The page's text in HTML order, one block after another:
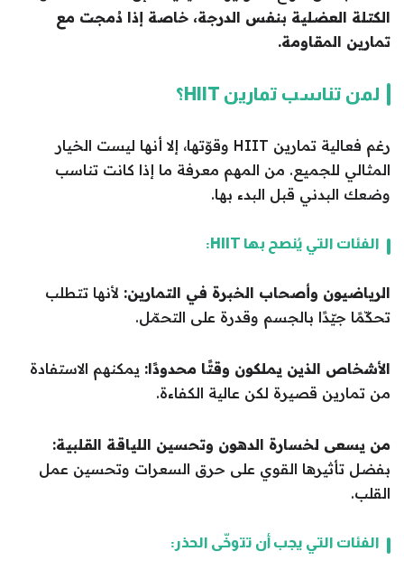
الكتلة العضلية بنفس الدرجة، خاصة إذا دُمجت مع
تمارين المقاومة.
لمن تناسب تمارين HIIT؟
رغم فعالية تمارين HIIT وقوّتها، إلا أنها ليست الخيار
المثالي للجميع. من المهم معرفة ما إذا كانت تناسب
وضعك البدني قبل البدء بها.
الفئات التي يُنصح بها HIIT:
الرياضيون وأصحاب الخبرة في التمارين: لأنها تتطلب
تحكّمًا جيّدًا بالجسم وقدرة على التحمّل.
الأشخاص الذين يملكون وقتًا محدودًا: يمكنهم الاستفادة
من تمارين قصيرة لكن عالية الكفاءة.
من يسعى لخسارة الدهون وتحسين اللياقة القلبية:
بفضل تأثيرها القوي على حرق السعرات وتحسين عمل
القلب.
الفئات التي يجب أن تتوخّى الحذر: